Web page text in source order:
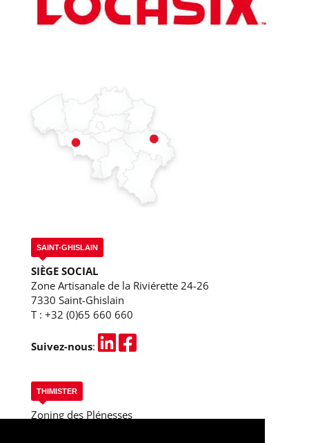
SAINT-GHISLAIN
SIÈGE SOCIAL
Zone Artisanale de la Riviérette 24-26
7330 Saint-Ghislain
T : +32 (0)65 660 660
Suivez-nous:
THIMISTER
Zoning des Plénesses